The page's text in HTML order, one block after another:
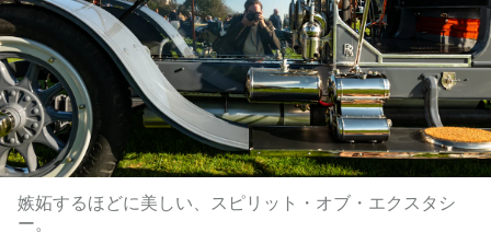
嫉妬するほどに美しい、スピリット・オブ・エクスタシ
ー。